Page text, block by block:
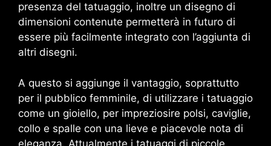
presenza del tatuaggio, inoltre un disegno di
dimensioni contenute permetterà in futuro di
essere più facilmente integrato con l’aggiunta di
altri disegni.
A questo si aggiunge il vantaggio, soprattutto
per il pubblico femminile, di utilizzare i tatuaggio
come un gioiello, per impreziosire polsi, caviglie,
collo e spalle con una lieve e piacevole nota di
eleganza. Attualmente i tatuaggi di piccole